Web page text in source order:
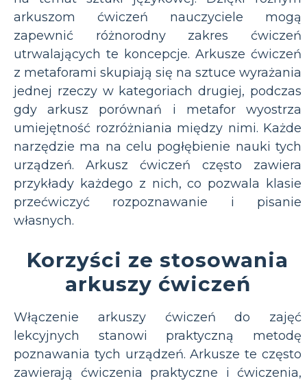
arkuszom ćwiczeń nauczyciele mogą
zapewnić różnorodny zakres ćwiczeń
utrwalających te koncepcje. Arkusze ćwiczeń
z metaforami skupiają się na sztuce wyrażania
jednej rzeczy w kategoriach drugiej, podczas
gdy arkusz porównań i metafor wyostrza
umiejętność rozróżniania między nimi. Każde
narzędzie ma na celu pogłębienie nauki tych
urządzeń. Arkusz ćwiczeń często zawiera
przykłady każdego z nich, co pozwala klasie
przećwiczyć rozpoznawanie i pisanie
własnych.
Korzyści ze stosowania
arkuszy ćwiczeń
Włączenie arkuszy ćwiczeń do zajęć
lekcyjnych stanowi praktyczną metodę
poznawania tych urządzeń. Arkusze te często
zawierają ćwiczenia praktyczne i ćwiczenia,